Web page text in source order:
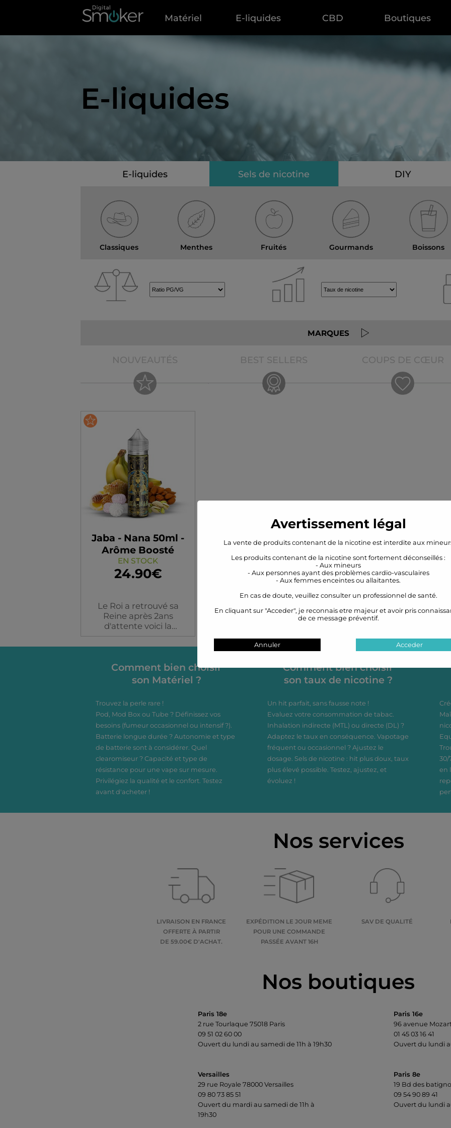
Avertissement légal
La vente de produits contenant de la nicotine est interdite aux
Les produits contenant de la nicotine sont fortement déconseillés :
- Aux mineurs
- Aux personnes ayant des problèmes cardio-vasculaires
- Aux femmes enceintes ou allaitantes.
En cas de doute, veuillez consulter un professionnel de santé.
En cliquant sur "Acceder", je reconnais etre majeur et avoir pris
de ce message préventif.
Annuler Acceder
Matériel E-liquides CBD Boutiques
E-liquides
E-liquides Sels de nicotine DIY
Classiques Menthes Fruités Gourmands Boissons
MARQUES
NOUVEAUTÉS BEST SELLERS COUPS DE CŒUR
Flacon
Dosage
Jaba - Nana 50ml -
Arôme Boosté
EN STOCK
24.90€
Le Roi a retrouvé sa
Reine après 2ans
d'attente voici la
nouvelle merveille de
Ohmboyz Drip City
Jaba-Nana la Nana de
Jabane
Découvrez ce régal divin
compose de délicieuses
couches de nougatine
torréfiée à la pistache
brunie au miel et
meringue d'amande, le
tout satiné d'une note
douce et onctueuse de
banane.
Comment bien choisir
son Matériel ?
Trouvez la perle rare !
Pod, Mod Box ou Tube ? Définissez vos
besoins (fumeur occasionnel ou intensif ?).
Batterie longue durée ? Autonomie et type
de batterie sont à considérer. Quel
clearomiseur ? Capacité et type de
résistance pour une vape sur mesure.
Privilégiez la qualité et le confort. Testez
avant d'acheter !
Comment bien choisir
son taux de nicotine ?
Un hit parfait, sans fausse note !
Evaluez votre consommation de tabac.
Inhalation indirecte (MTL) ou directe (DL) ?
Adaptez le taux en conséquence. Vapotage
fréquent ou occasionnel ? Ajustez le
dosage. Sels de nicotine : hit plus doux, taux
plus élevé possible. Testez, ajustez, et
évoluez !
30/
en
Nos services
LIVRAISON EN FRANCE
OFFERTE À PARTIR
DE 59.00€ D'ACHAT.
EXPÉDITION LE JOUR MEME
POUR UNE COMMANDE
PASSÉE AVANT 16H
SAV DE QUALITÉ
Nos boutiques
Paris 18e
2 rue Tourlaque 75018 Paris
09 51 02 60 00
Ouvert du lundi au samedi de 11h à 19h30
Versailles
29 rue Royale 78000 Versailles
09 80 73 85 51
Ouvert du mardi au samedi de 11h à
19h30
Paris 16e
96 avenue
01 45 03 16 41
Ouvert du lundi
Paris 8e
19 Bd des
09 54 90 89 41
Ouvert du lundi